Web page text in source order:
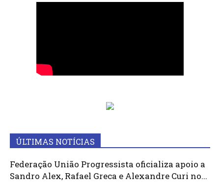
ÚLTIMAS NOTÍCIAS
Federação União Progressista oficializa apoio a
Sandro Alex, Rafael Greca e Alexandre Curi no...